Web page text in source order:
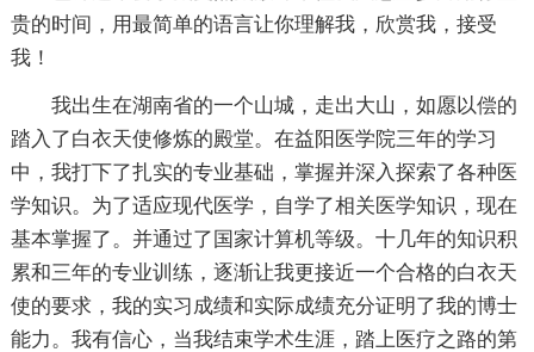
贵的时间，用最简单的语言让你理解我，欣赏我，接受
我！
我出生在湖南省的一个山城，走出大山，如愿以偿的
踏入了白衣天使修炼的殿堂。在益阳医学院三年的学习
中，我打下了扎实的专业基础，掌握并深入探索了各种医
学知识。为了适应现代医学，自学了相关医学知识，现在
基本掌握了。并通过了国家计算机等级。十几年的知识积
累和三年的专业训练，逐渐让我更接近一个合格的白衣天
使的要求，我的实习成绩和实际成绩充分证明了我的博士
能力。我有信心，当我结束学术生涯，踏上医疗之路的第